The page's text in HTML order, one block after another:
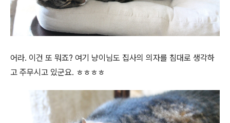
어라. 이건 또 뭐죠? 여기 냥이님도 집사의 의자를 침대로 생각하
고 주무시고 있군요. ㅎㅎㅎㅎ